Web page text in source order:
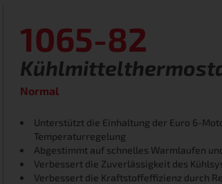
1065-82
Normal
Unterstützt die Einhaltung der Euro 6-
Temperaturregelung
Abgestimmt auf schnelles Warmlaufen
Verbessert die Zuverlässigkeit des
Verbessert die Kraftstoffeffizienz durch